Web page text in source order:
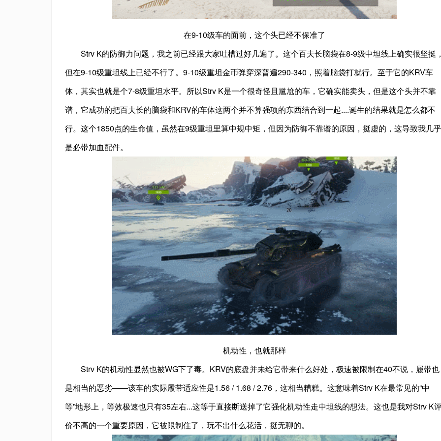
在9-10级车的面前，这个头已经不保准了
Strv K的防御力问题，我之前已经跟大家吐槽过好几遍了。这个百夫长脑袋在8-9级中坦线上确实很坚挺
但在9-10级重坦线上已经不行了。9-10级重坦金币弹穿深普遍290-340，照着脑袋打就行。至于它的KRV车
体，其实也就是个7-8级重坦水平。所以Strv K是一个很奇怪且尴尬的车，它确实能卖头，但是这个头并不靠
谱，它成功的把百夫长的脑袋和KRV的车体这两个并不算强项的东西结合到一起....诞生的结果就是怎么都不
行。这个1850点的生命值，虽然在9级重坦里算中规中矩，但因为防御不靠谱的原因，挺虚的，这导致我几乎
是必带加血配件。
机动性，也就那样
Strv K的机动性显然也被WG下了毒。KRV的底盘并未给它带来什么好处，极速被限制在40不说，履带也
是相当的恶劣——该车的实际履带适应性是1.56 / 1.68 / 2.76，这相当糟糕。这意味着Strv K在最常见的“中
等”地形上，等效极速也只有35左右...这等于直接断送掉了它强化机动性走中坦线的想法。这也是我对Strv K
价不高的一个重要原因，它被限制住了，玩不出什么花活，挺无聊的。